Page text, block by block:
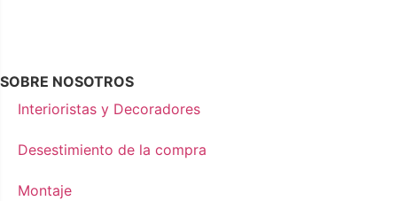
SOBRE NOSOTROS
Interioristas y Decoradores
Desestimiento de la compra
Montaje